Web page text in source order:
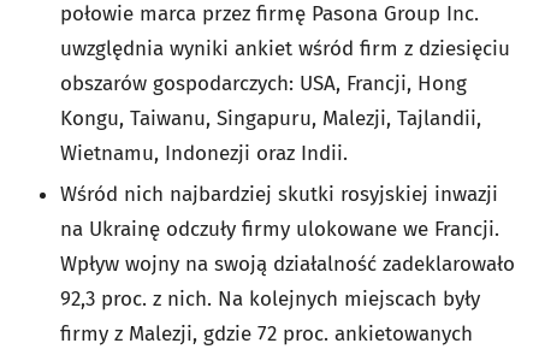
połowie marca przez firmę Pasona Group Inc.
uwzględnia wyniki ankiet wśród firm z dziesięciu
obszarów gospodarczych: USA, Francji, Hong
Kongu, Taiwanu, Singapuru, Malezji, Tajlandii,
Wietnamu, Indonezji oraz Indii.
Wśród nich najbardziej skutki rosyjskiej inwazji
na Ukrainę odczuły firmy ulokowane we Francji.
Wpływ wojny na swoją działalność zadeklarowało
92,3 proc. z nich. Na kolejnych miejscach były
firmy z Malezji, gdzie 72 proc. ankietowanych